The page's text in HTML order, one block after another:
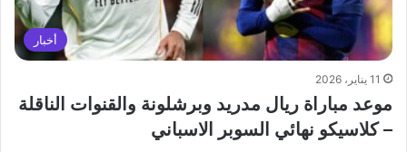
أخبار
11 يناير، 2026
موعد مباراة ريال مدريد وبرشلونة والقنوات الناقلة
– كلاسيكو نهائي السوبر الاسباني